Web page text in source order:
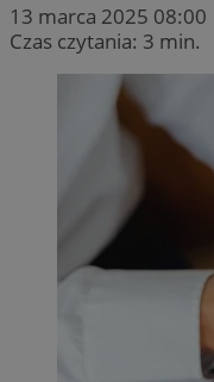
13 marca 2025 08:00
Czas czytania: 3 min.